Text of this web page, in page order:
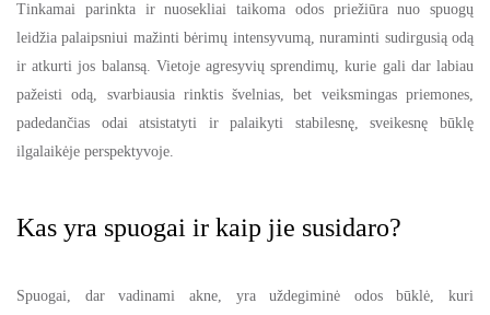
Tinkamai parinkta ir nuosekliai taikoma odos priežiūra nuo spuogų
leidžia palaipsniui mažinti bėrimų intensyvumą, nuraminti sudirgusią odą
ir atkurti jos balansą. Vietoje agresyvių sprendimų, kurie gali dar labiau
pažeisti odą, svarbiausia rinktis švelnias, bet veiksmingas priemones,
padedančias odai atsistatyti ir palaikyti stabilesnę, sveikesnę būklę
ilgalaikėje perspektyvoje.
Kas yra spuogai ir kaip jie susidaro?
Spuogai, dar vadinami akne, yra uždegiminė odos būklė, kuri